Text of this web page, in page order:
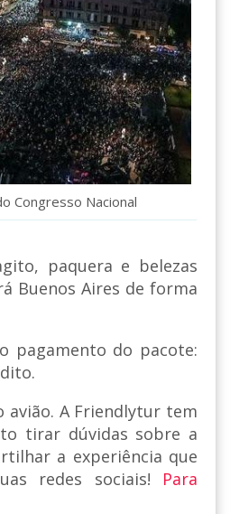
Congresso Nacional
paquera e belezas
Buenos Aires de forma
pagamento do pacote:
avião. A Friendlytur tem
tirar dúvidas sobre a
a experiência que
redes sociais! Para